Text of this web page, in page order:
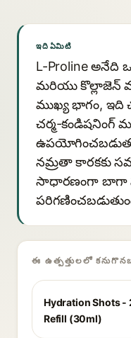
ఇది ఏమిటి
L-Proline అనేది
మరియు కొల్లాజెన్
ముఖ్య భాగం, ఇది
చర్మ-కండిషనింగ్
నమ్రతా కారకకు
సాధారణంగా
ఈ ఉత్పత్తులలో
Hydration Shots -
Refill (30ml)